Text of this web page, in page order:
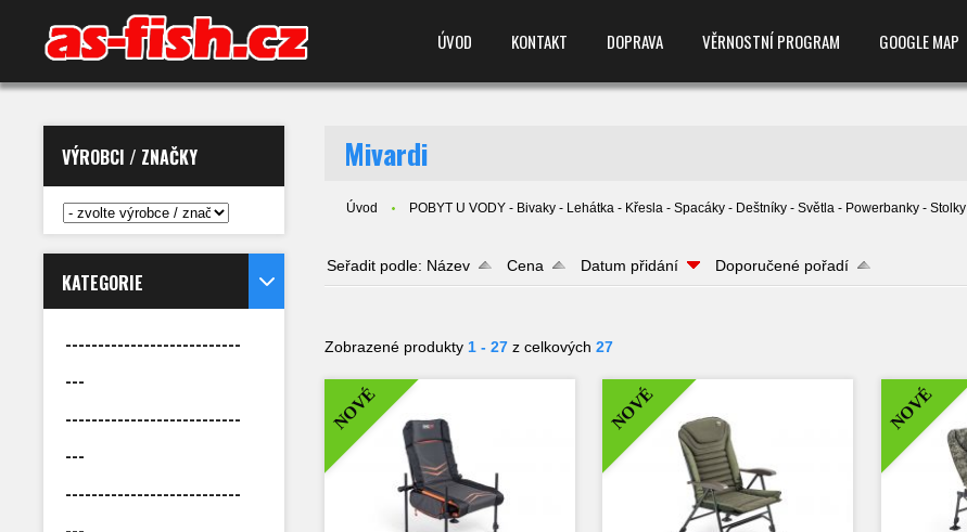
ÚVOD KONTAKT DOPRAVA VĚRNOSTNÍ PROGRAM GOOGLE MAP
VÝROBCI / ZNAČKY
KATEGORIE
---------------------------
---
---------------------------
---
---------------------------
Mivardi
Úvod POBYT U VODY - Bivaky - Lehátka - Křesla - Spacáky - Deštníky - Světla - Powerbanky - Stolky
Seřadit podle: Název Cena Datum přidání Doporučené pořadí
Zobrazené produkty 1 - 27 z celkových27
NOVÉ NOVÉ NOVÉ